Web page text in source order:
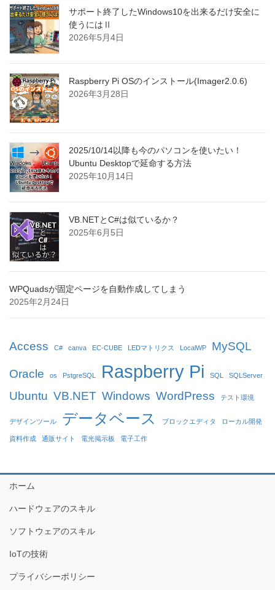
サポート終了したWindows10を出来るだけ安全に
使うにはⅡ
2026年5月4日
Raspberry Pi OSのインストール(Imager2.0.6)
2026年3月28日
2025/10/14以降も今のパソコンを使いたい！
Ubuntu Desktopで延命する方法
2025年10月14日
VB.NETとC#は似ているか？
2025年6月5日
WPQuadsが固定ページを自動作成してしまう
2025年2月24日
Access C# canva EC-CUBE LEDマトリクス LocalWP MySQL
Oracle os PstgreSQL Raspberry Pi SQL SQLServer
Ubuntu VB.NET Windows WordPress テスト環境
デザインツール データベース ブロックエディタ ローカル開発
資料作成 通販サイト 電光掲示板 電子工作
ホーム
ハードウェアのスキル
ソフトウェアのスキル
IoTの技術
プライバシーポリシー